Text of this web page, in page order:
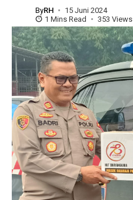
ByRH
15 Juni 2024
1 Mins Read
353 Views